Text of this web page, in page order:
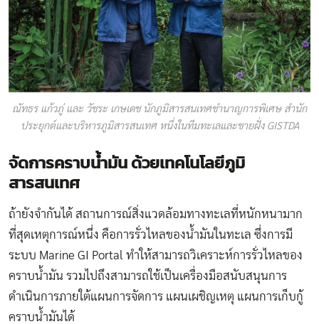
ณัทธร แก้วภู่ และ วัชระ เกษเดช นักภูมิสารสนเทศชำนาญการพิเศษ สำนัก
ประยุกต์และบริหารภูมิสารสนเทศ หนึ่งในทีมทะเลและชายฝั่ง GISTDA
จัดการคราบน้ำมัน ด้วยเทคโนโลยีภูมิ
สารสนเทศ
ถ้ายังจำกันได้ สถานการณ์สิ่งแวดล้อมทางทะเลที่หนักหนามาก
ที่สุดเหตุการณ์หนึ่ง คือการรั่วไหลของน้ำมันในทะเล ซึ่งการมี
ระบบ Marine GI Portal ทำให้สามารถวิเคราะห์การรั่วไหลของ
คราบน้ำมัน รวมไปถึงสามารถใช้เป็นเครื่องมือสนับสนุนการ
ดำเนินการภายใต้แผนการจัดการ แผนเผชิญเหตุ แผนการเก็บกู้
คราบน้ำมันได้